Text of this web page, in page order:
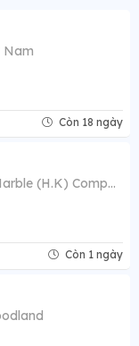
Nam
Còn 18 ngày
Văn phòng đại diện Universal Marble (H.K) Company Limited
Còn 1 ngày